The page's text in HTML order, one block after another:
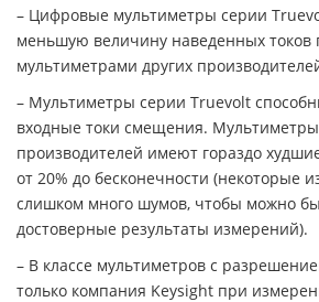
– Цифровые мультиметры серии
меньшую величину наведенных токов
мультиметрами других
– Мультиметры серии Truevolt
входные токи смещения. Мультиметры
производителей имеют гораздо
от 20% до бесконечности (некоторые
слишком много шумов, чтобы можно
достоверные результаты измерений).
– В классе мультиметров с
только компания Keysight при